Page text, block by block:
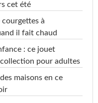
cet été
courgettes à
il fait chaud
: ce jouet
pour adultes
maisons en ce